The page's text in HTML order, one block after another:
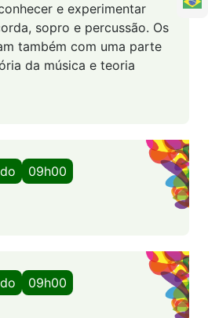
e experimentar
sopro e percussão. Os
também com uma parte
da música e teoria
09h00
09h00